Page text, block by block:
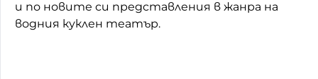
и по новите си представления в жанра на
водния куклен театър.